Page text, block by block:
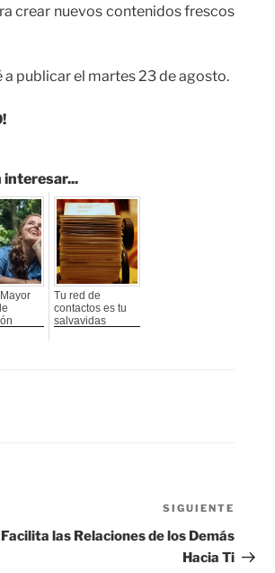
crear nuevos contenidos frescos
publicar el martes 23 de agosto.
Tu red de
contactos es tu
salvavidas
SIGUIENTE
Facilita las Relaciones de los Demás
Hacia Ti